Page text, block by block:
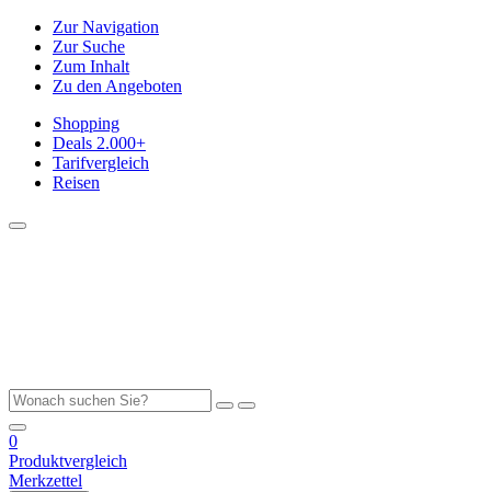
Zur Navigation
Zur Suche
Zum Inhalt
Zu den Angeboten
Shopping
Deals 2.000+
Tarifvergleich
Reisen
0
Produktvergleich
Merkzettel